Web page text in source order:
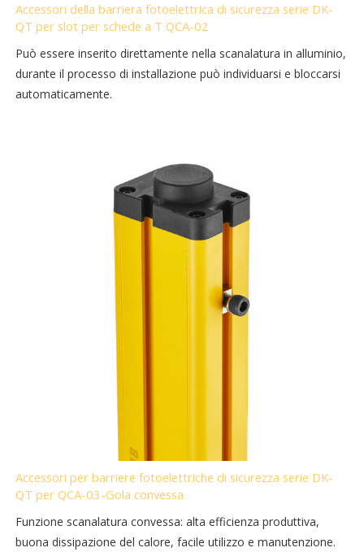
Accessori della barriera fotoelettrica di sicurezza serie DK-
QT per slot per schede a T QCA-02
Può essere inserito direttamente nella scanalatura in alluminio,
durante il processo di installazione può individuarsi e bloccarsi
automaticamente.
Accessori per barriere fotoelettriche di sicurezza serie DK-
QT per QCA-03-Gola convessa
Funzione scanalatura convessa: alta efficienza produttiva,
buona dissipazione del calore, facile utilizzo e manutenzione.